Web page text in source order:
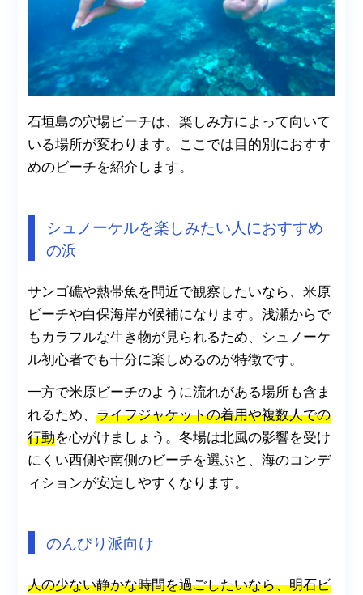
石垣島の穴場ビーチは、楽しみ方によって向いて
いる場所が変わります。ここでは目的別におすす
めのビーチを紹介します。
シュノーケルを楽しみたい人におすすめ
の浜
サンゴ礁や熱帯魚を間近で観察したいなら、米原
ビーチや白保海岸が候補になります。浅瀬からで
もカラフルな生き物が見られるため、シュノーケ
ル初心者でも十分に楽しめるのが特徴です。
一方で米原ビーチのように流れがある場所も含ま
れるため、ライフジャケットの着用や複数人での
行動を心がけましょう。冬場は北風の影響を受け
にくい西側や南側のビーチを選ぶと、海のコンデ
ィションが安定しやすくなります。
のんびり派向け
人の少ない静かな時間を過ごしたいなら、明石ビ